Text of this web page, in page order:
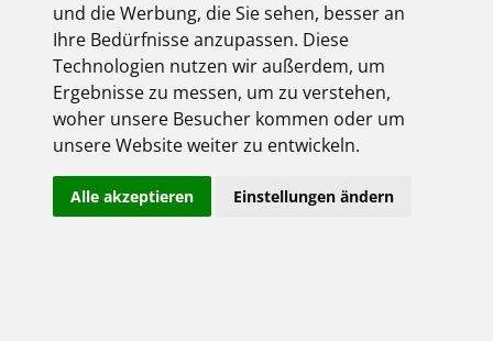
und die Werbung, die Sie sehen, besser an
Ihre Bedürfnisse anzupassen. Diese
Technologien nutzen wir außerdem, um
Ergebnisse zu messen, um zu verstehen,
woher unsere Besucher kommen oder um
unsere Website weiter zu entwickeln.
Alle akzeptieren Einstellungen ändern
Zum Online-Shop - jetzt
anmelden